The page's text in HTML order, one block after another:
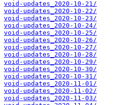
void-updates_2020-10-21/
void-updates_2020-10-22/
void-updates_2020-10-23/
void-updates_2020-10-24/
void-updates_2020-10-25/
void-updates_2020-10-26/
void-updates_2020-10-27/
void-updates_2020-10-28/
void-updates_2020-10-29/
void-updates_2020-10-30/
void-updates_2020-10-31/
void-updates_2020-11-01/
void-updates_2020-11-02/
void-updates_2020-11-03/